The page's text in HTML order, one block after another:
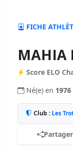
FICHE
MAHIA
Score ELO
Né(e) en 1976
Club : Les
Partager